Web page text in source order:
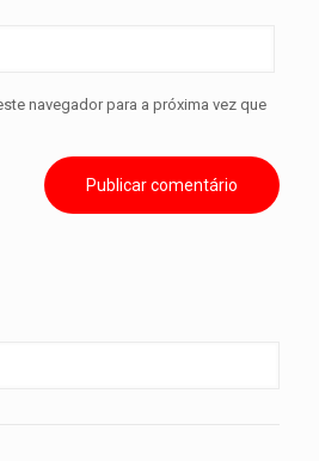
navegador para a próxima vez que